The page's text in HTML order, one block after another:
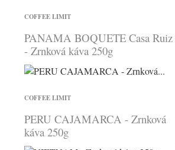
COFFEE LIMIT
PANAMA BOQUETE Casa Ruiz
- Zrnková káva 250g
COFFEE LIMIT
PERU CAJAMARCA - Zrnková
káva 250g